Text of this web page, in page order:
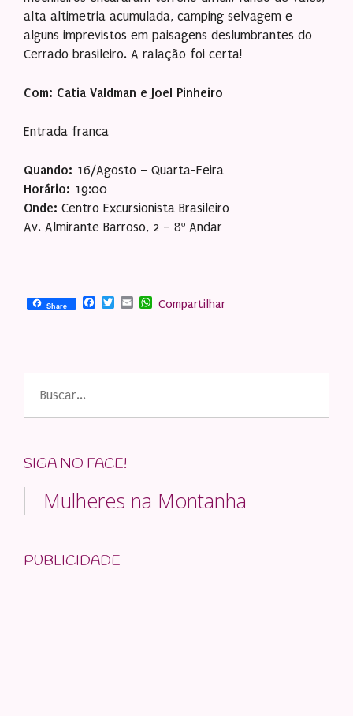
alta altimetria acumulada, camping selvagem e
alguns imprevistos em paisagens deslumbrantes do
Cerrado brasileiro. A ralação foi certa!
Com: Catia Valdman e Joel Pinheiro
Entrada franca
Quando: 16/Agosto – Quarta-Feira
Horário: 19:00
Onde: Centro Excursionista Brasileiro
Av. Almirante Barroso, 2 – 8º Andar
Share Facebook
Twitter
EmailWhatsApp
Compartilhar
por:
SIGA NO FACE!
Mulheres na Montanha
PUBLICIDADE